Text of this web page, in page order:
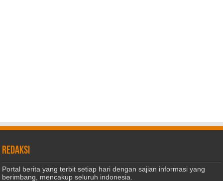
REDAKSI
Portal berita yang terbit setiap hari dengan sajian informasi yang
berimbang, mencakup seluruh indonesia.